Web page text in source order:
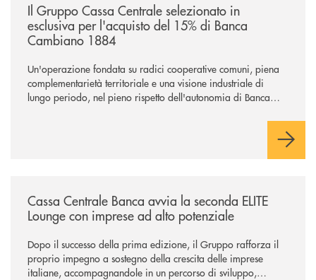
Il Gruppo Cassa Centrale selezionato in
esclusiva per l'acquisto del 15% di Banca
Cambiano 1884
Un'operazione fondata su radici cooperative comuni, piena
complementarietà territoriale e una visione industriale di
lungo periodo, nel pieno rispetto dell'autonomia di Banca
negoziazione esclusiva per la finalizzazione dell’operazione.
Cassa Centrale Banca avvia la seconda ELITE
Lounge con imprese ad alto potenziale
Dopo il successo della prima edizione, il Gruppo rafforza il
proprio impegno a sostegno della crescita delle imprese
italiane, accompagnandole in un percorso di sviluppo,